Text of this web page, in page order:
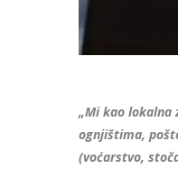
„Mi kao lokalna
ognjištima,
(voćarstvo,